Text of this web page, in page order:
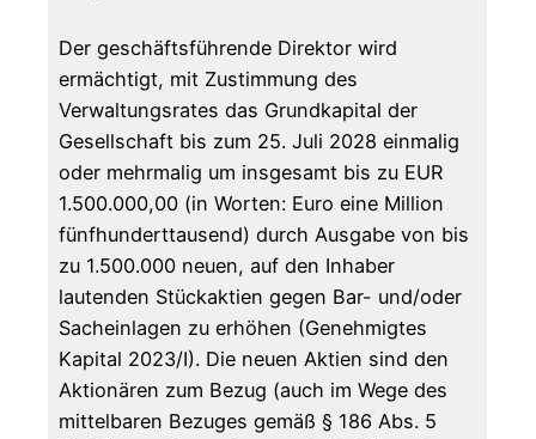
Der geschäftsführende Direktor wird
ermächtigt, mit Zustimmung des
Verwaltungsrates das Grundkapital der
Gesellschaft bis zum 25. Juli 2028 einmalig
oder mehrmalig um insgesamt bis zu EUR
1.500.000,00 (in Worten: Euro eine Million
fünfhunderttausend) durch Ausgabe von bis
zu 1.500.000 neuen, auf den Inhaber
lautenden Stückaktien gegen Bar- und/oder
Sacheinlagen zu erhöhen (Genehmigtes
Kapital 2023/I). Die neuen Aktien sind den
Aktionären zum Bezug (auch im Wege des
mittelbaren Bezuges gemäß § 186 Abs. 5